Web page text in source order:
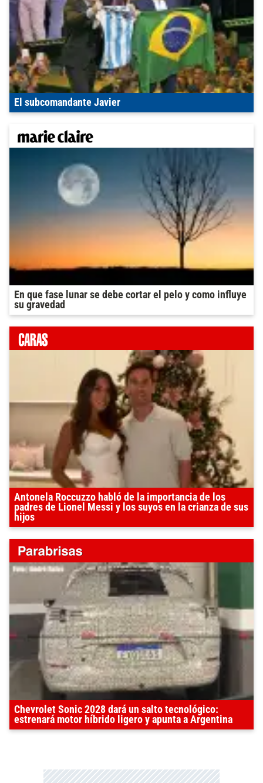
El subcomandante Javier
En que fase lunar se debe cortar el pelo y como influye
su gravedad
Antonela Roccuzzo habló de la importancia de los
padres de Lionel Messi y los suyos en la crianza de sus
hijos
Chevrolet Sonic 2028 dará un salto tecnológico:
estrenará motor híbrido ligero y apunta a Argentina